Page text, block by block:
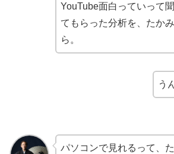
YouTube面白っていって
てもらった分析を、たか
ら。
う
パソコンで見れるって、